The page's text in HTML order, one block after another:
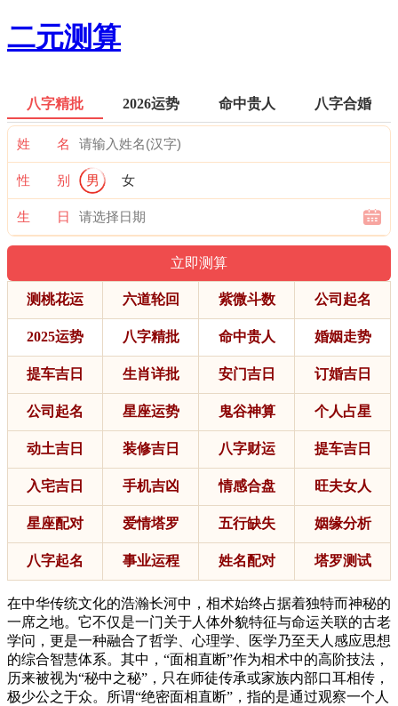
二元测算
八字精批 2026运势 命中贵人 八字合婚
姓 名
性 别 男 女
生 日
测桃花运 六道轮回 紫微斗数 公司起名
2025运势 八字精批 命中贵人 婚姻走势
提车吉日 生肖详批 安门吉日 订婚吉日
公司起名 星座运势 鬼谷神算 个人占星
动土吉日 装修吉日 八字财运 提车吉日
入宅吉日 手机吉凶 情感合盘 旺夫女人
星座配对 爱情塔罗 五行缺失 姻缘分析
八字起名 事业运程 姓名配对 塔罗测试
在中华传统文化的浩瀚长河中，相术始终占据着独特而神秘的
一席之地。它不仅是一门关于人体外貌特征与命运关联的古老
学问，更是一种融合了哲学、心理学、医学乃至天人感应思想
的综合智慧体系。其中，“面相直断”作为相术中的高阶技法，
历来被视为“秘中之秘”，只在师徒传承或家族内部口耳相传，
极少公之于众。所谓“绝密面相直断”，指的是通过观察一个人